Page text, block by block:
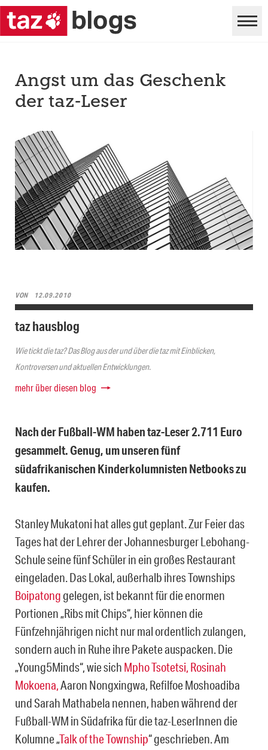
Angst um das Geschenk
der taz-Leser
VON 12.09.2010
taz hausblog
Wie tickt die taz? Das Blog aus der und über die taz mit Einblicken,
Kontroversen und aktuellen Entwicklungen.
mehr über diesen blog
Nach der Fußball-WM haben taz-Leser 2.711 Euro
gesammelt. Genug, um unseren fünf
südafrikanischen Kinderkolumnisten Netbooks zu
kaufen.
Stanley Mukatoni hat alles gut geplant. Zur Feier das
Tages hat der Lehrer der Johannesburger Lebohang-
Schule seine fünf Schüler in ein großes Restaurant
eingeladen. Das Lokal, außerhalb ihres Townships
Boipatonggelegen, ist bekannt für die enormen
Portionen „Ribs mit Chips“, hier können die
Fünfzehnjährigen nicht nur mal ordentlich zulangen,
sondern auch in Ruhe ihre Pakete auspacken. Die
„Young5Minds“, wie sich Mpho Tsotetsi, Rosinah
Mokoena,Aaron Nongxingwa, Refilfoe Moshoadiba
und Sarah Mathabela nennen, haben während der
Fußball-WM in Südafrika für die taz-LeserInnen die
Kolumne „Talk of the Township“ geschrieben. Am